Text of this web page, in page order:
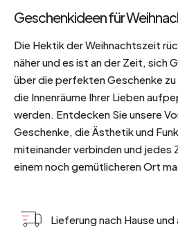
Geschenkideen für
Die Hektik der Weihnachtszeit
näher und es ist an der Zeit, sich
über die perfekten Geschenke zu
die Innenräume Ihrer Lieben
werden. Entdecken Sie unsere
Geschenke, die Ästhetik und
miteinander verbinden und jedes
einem noch gemütlicheren Ort
Lieferung nach Hause